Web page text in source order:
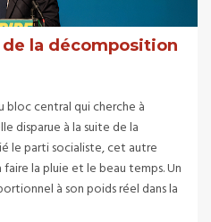
de la décomposition
bloc central qui cherche à
disparue à la suite de la
le parti socialiste, cet autre
la pluie et le beau temps. Un
à son poids réel dans la